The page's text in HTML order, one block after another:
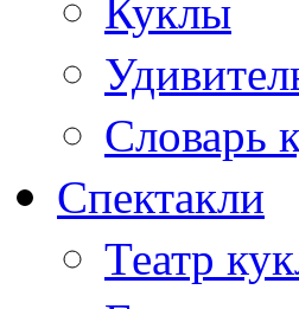
Словарь
Спектакли
Театр